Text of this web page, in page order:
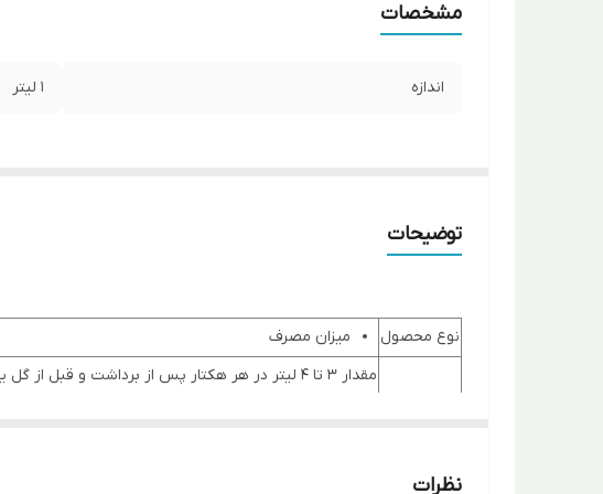
مشخصات
اندازه 1 لیتر
توضیحات
نوع محصول میزان مصرف
مقدار 3 تا 4 لیتر در هر هکتار پس از برداشت و قبل از گل یا میوه مرکبات در فصل ها.
نظرات